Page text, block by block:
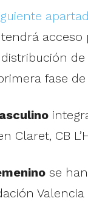
fase
Claret, CB
se han